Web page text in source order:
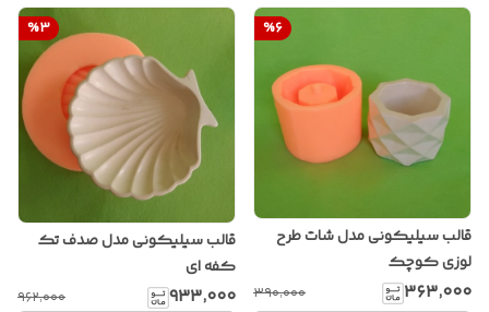
%6
قالب سیلیکونی مدل شات طرح
لوزی کوچک
۳۶۳٬۰۰۰ ۳۹۰٬۰۰۰
%3
قالب سیلیکونی مدل صدف تک
کفه ای
۹۳۳٬۰۰۰ ۹۶۲٬۰۰۰